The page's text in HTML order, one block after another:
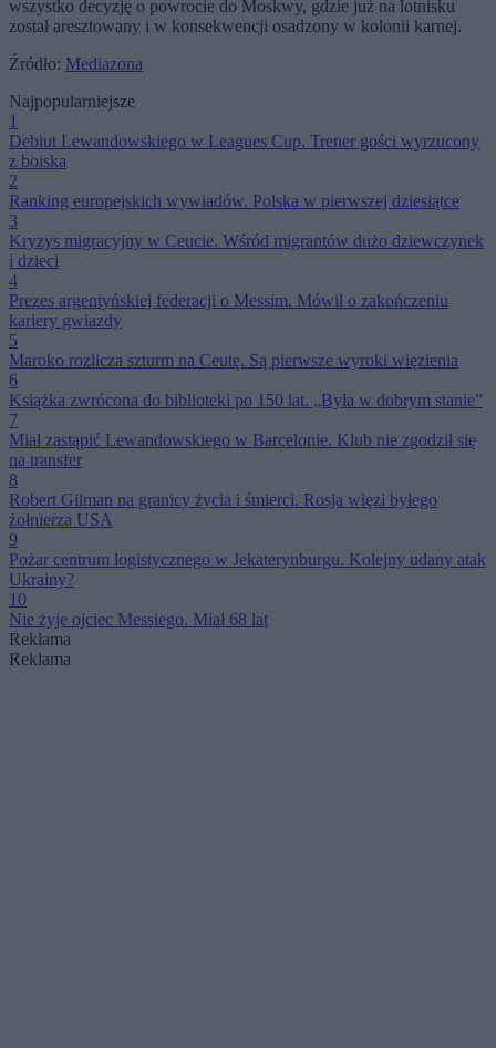
wszystko decyzję o powrocie do Moskwy, gdzie już na lotnisku
został aresztowany i w konsekwencji osadzony w kolonii karnej.
Źródło: Mediazona
Najpopularniejsze
1
Debiut Lewandowskiego w Leagues Cup. Trener gości wyrzucony
z boiska
2
Ranking europejskich wywiadów. Polska w pierwszej dziesiątce
3
Kryzys migracyjny w Ceucie. Wśród migrantów dużo dziewczynek
i dzieci
4
Prezes argentyńskiej federacji o Messim. Mówił o zakończeniu
kariery gwiazdy
5
Maroko rozlicza szturm na Ceutę. Są pierwsze wyroki więzienia
6
Książka zwrócona do biblioteki po 150 lat. „Była w dobrym stanie”
7
Miał zastąpić Lewandowskiego w Barcelonie. Klub nie zgodził się
na transfer
8
Robert Gilman na granicy życia i śmierci. Rosja więzi byłego
żołnierza USA
9
Pożar centrum logistycznego w Jekaterynburgu. Kolejny udany atak
Ukrainy?
10
Nie żyje ojciec Messiego. Miał 68 lat
Reklama
Reklama